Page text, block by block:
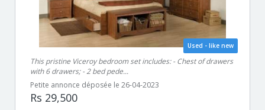
Used - like new
This pristine Viceroy bedroom set includes: - Chest of drawers
with 6 drawers; - 2 bed pede...
Petite annonce déposée le 26-04-2023
Rs 29,500